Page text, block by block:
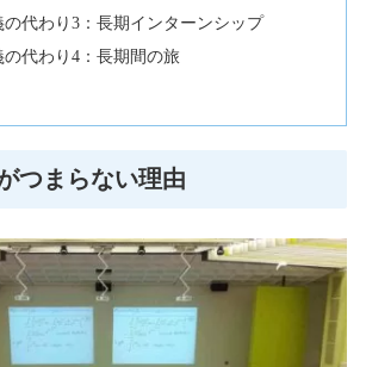
の代わり3：長期インターンシップ
の代わり4：長期間の旅
つまらない理由